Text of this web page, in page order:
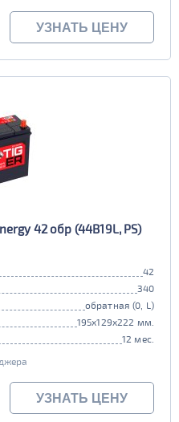
УЗНАТЬ ЦЕНУ
42 обр (44B19L, PS)
42
340
обратная (0, L)
195x129x222 мм.
12 мес.
УЗНАТЬ ЦЕНУ